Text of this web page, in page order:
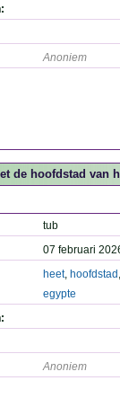
Anoniem
de hoofdstad van
tub
07 februari
heet, hoofdstad
egypte
Anoniem